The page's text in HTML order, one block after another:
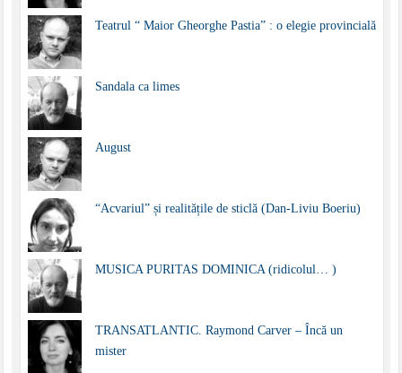
Teatrul “ Maior Gheorghe Pastia” : o elegie provincială
Sandala ca limes
August
“Acvariul” și realitățile de sticlă (Dan-Liviu Boeriu)
MUSICA PURITAS DOMINICA (ridicolul… )
TRANSATLANTIC. Raymond Carver – Încă un
mister